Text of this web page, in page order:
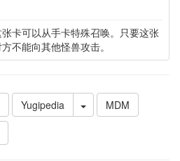
卡可以从手卡特殊召唤。只要这张
不能向其他怪兽攻击。
Yugipedia
MDM